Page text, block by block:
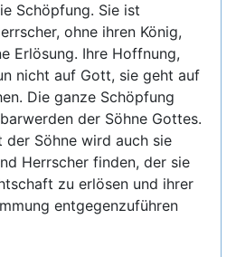
Schöpfung. Sie ist
ohne ihren König,
Erlösung. Ihre Hoffnung,
nicht auf Gott, sie geht auf
Die ganze Schöpfung
der Söhne Gottes.
Söhne wird auch sie
Herrscher finden, der sie
zu erlösen und ihrer
entgegenzuführen